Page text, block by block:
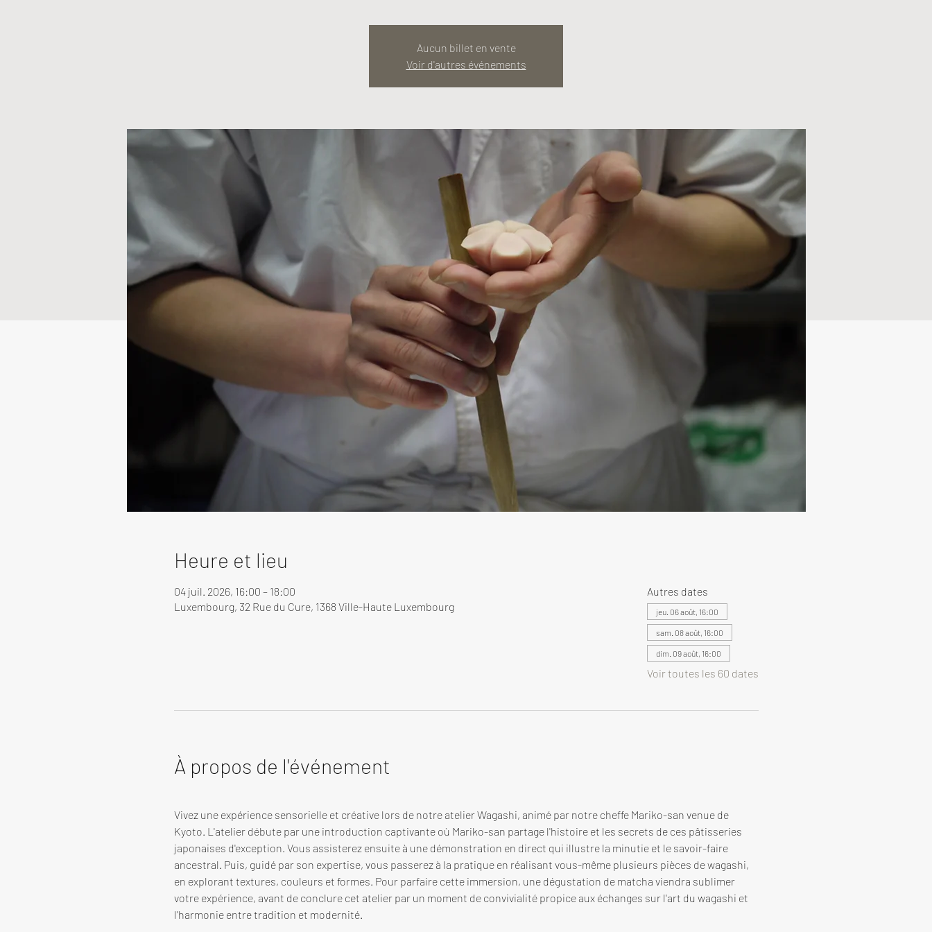
Aucun billet en vente
Voir d'autres événements
Heure et lieu
04 juil. 2026, 16:00 – 18:00
Luxembourg, 32 Rue du Cure, 1368 Ville-Haute Luxembourg
Autres dates
jeu. 06 août, 16:00
sam. 08 août, 16:00
dim. 09 août, 16:00
Voir toutes les 60 dates
À propos de l'événement
Vivez une expérience sensorielle et créative lors de notre atelier Wagashi, animé par notre cheffe Mariko-san venue de
Kyoto. L'atelier débute par une introduction captivante où Mariko-san partage l'histoire et les secrets de ces pâtisseries
japonaises d'exception. Vous assisterez ensuite à une démonstration en direct qui illustre la minutie et le savoir-faire
ancestral. Puis, guidé par son expertise, vous passerez à la pratique en réalisant vous-même plusieurs pièces de wagashi,
en explorant textures, couleurs et formes. Pour parfaire cette immersion, une dégustation de matcha viendra sublimer
votre expérience, avant de conclure cet atelier par un moment de convivialité propice aux échanges sur l'art du wagashi et
l'harmonie entre tradition et modernité.